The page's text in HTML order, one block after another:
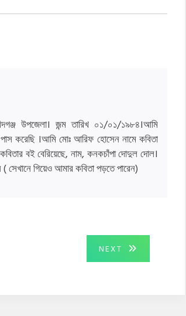
উপজেলা। জন্ম তারিখ ০১/০১/১৯৮৪।আমি
পাস করেছি ।আমি মোঃ আরিফ হোসেন নামে কবিতা
বই বেরিয়েছে, নাম, কনকচাঁপা দোদুল দোল।
গিয়েও আমার কবিতা পড়তে পারেন)
NEXT
NEXT
POST: